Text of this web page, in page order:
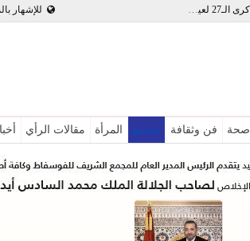
للإشهار بالفيديو : تدشين وإطلاق مشاريع جديدة بالداخلة تخليداً للذكرى الـ27 لعيد العرش
صحة فن وثقافة مجتمع المرأة مقالات الرأي